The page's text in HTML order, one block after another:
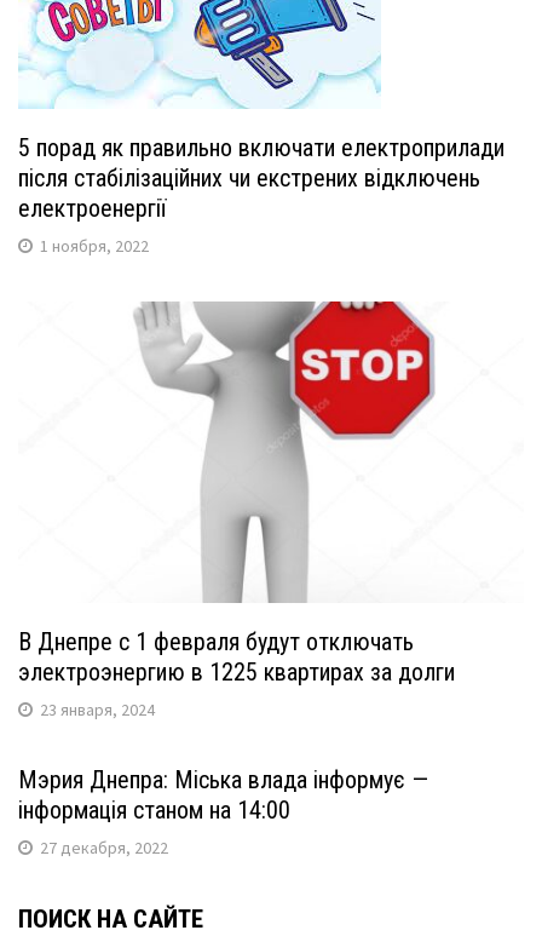
5 порад як правильно включати електроприлади
після стабілізаційних чи екстрених відключень
електроенергії
1 ноября, 2022
В Днепре с 1 февраля будут отключать
электроэнергию в 1225 квартирах за долги
23 января, 2024
Мэрия Днепра: Міська влада інформує —
інформація станом на 14:00
27 декабря, 2022
ПОИСК НА САЙТЕ